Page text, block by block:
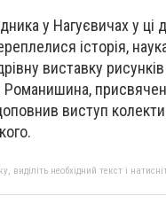
у Нагуєвичах у
історія,
виставку
Романишина,
виступ
виділіть необхідний текст і